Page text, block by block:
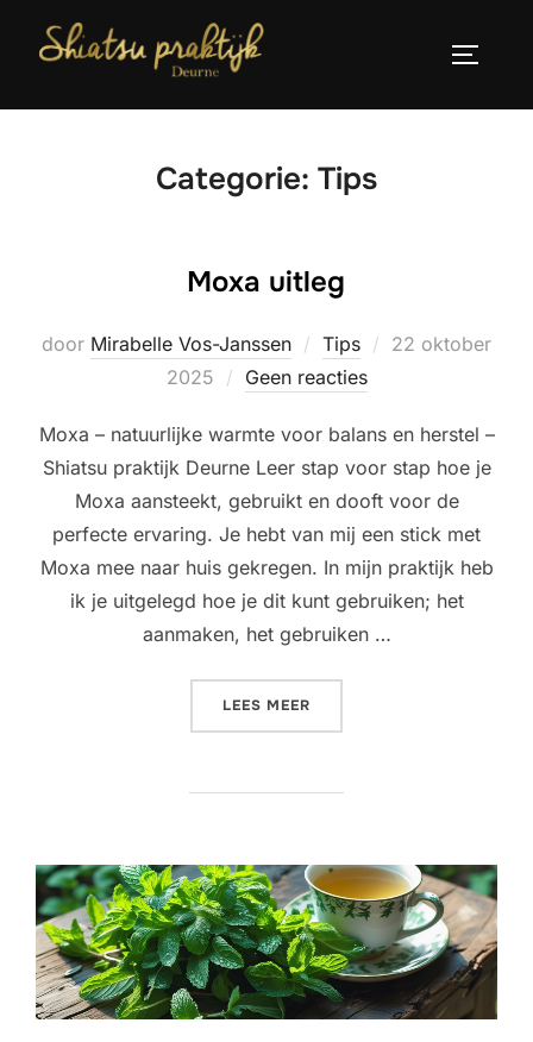
inhoud
Categorie: Tips
Moxa uitleg
door Mirabelle Vos-Janssen Tips
Geplaatst
22 oktober
2025
Geen reacties
Moxa – natuurlijke warmte voor balans en herstel –
Shiatsu praktijk Deurne Leer stap voor stap hoe je
Moxa aansteekt, gebruikt en dooft voor de
perfecte ervaring. Je hebt van mij een stick met
Moxa mee naar huis gekregen. In mijn praktijk heb
ik je uitgelegd hoe je dit kunt gebruiken; het
aanmaken, het gebruiken …
LEES MEER